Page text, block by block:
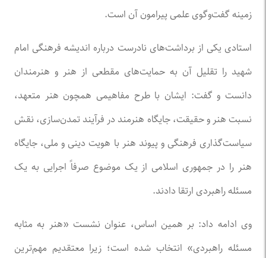
زمینه گفت‌وگوی علمی پیرامون آن است.
استادی یکی از برداشت‌های نادرست درباره اندیشه فرهنگی امام
شهید را تقلیل آن به حمایت‌های مقطعی از هنر و هنرمندان
دانست و گفت: ایشان با طرح مفاهیمی همچون هنر متعهد،
نسبت هنر و حقیقت، جایگاه هنرمند در فرآیند تمدن‌سازی، نقش
سیاست‌گذاری فرهنگی و پیوند هنر با هویت دینی و ملی، جایگاه
هنر را در جمهوری اسلامی از یک موضوع صرفاً اجرایی به یک
مسئله راهبردی ارتقا دادند.
وی ادامه داد: بر همین اساس، عنوان نشست «هنر به مثابه
مسئله راهبردی» انتخاب شده است؛ زیرا معتقدیم مهم‌ترین